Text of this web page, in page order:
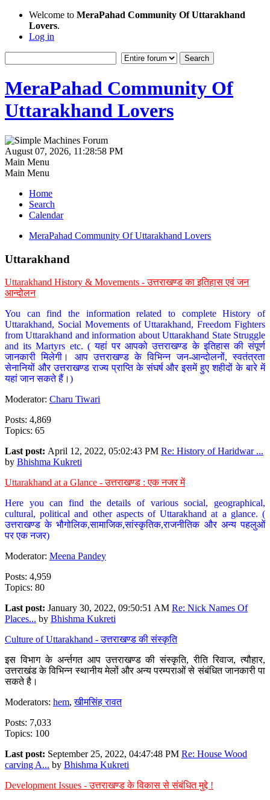
Welcome to MeraPahad Community Of Uttarakhand
Lovers.
Log in
MeraPahad Community Of
Uttarakhand Lovers
August 07, 2026, 11:28:58 PM
Main Menu
Main Menu
Home
Search
Calendar
MeraPahad Community Of Uttarakhand Lovers
Uttarakhand
Uttarakhand History & Movements - उत्तराखण्ड का इतिहास एवं जन
आन्दोलन
You can find the information related to complete History of
Uttarakhand, Social Movements of Uttarakhand, Freedom Fighters
from Uttarakhand and information about Uttarakhand State Struggle
and its Martyrs etc. ( यहां पर आपको उत्तराखण्ड के इतिहास की संपूर्ण
जानकारी मिलेगी। आप उत्तराखण्ड के विभिन्न जन-आन्दोलनों, स्वतंत्रता
सेनानियों और उत्तराखण्ड राज्य प्राप्ति के संघर्ष और इसमें हुए शहीदों के बारे में
यहां जान सकते हैं।)
Moderator: Charu Tiwari
Posts: 4,869
Topics: 65
Last post: April 12, 2022, 05:02:43 PM Re: History of Haridwar ...
by Bhishma Kukreti
Uttarakhand at a Glance - उत्तराखण्ड : एक नजर में
Here you can find the details of various social, geographical,
cultural, political and other aspects of Uttarakhand at a glance. (
उत्तराखण्ड के भौगोलिक,सामाजिक,सांस्कृतिक,राजनीतिक और अन्य पहलुओं
पर एक नजर)
Moderator: Meena Pandey
Posts: 4,959
Topics: 80
Last post: January 30, 2022, 09:50:51 AM Re: Nick Names Of
Places... by Bhishma Kukreti
Culture of Uttarakhand - उत्तराखण्ड की संस्कृति
इस विभाग के अर्न्तगत आप उत्तराखण्ड की संस्कृति, रीति रिवाज, त्यौहार,
उत्तराखंड के विभिन्न स्थानीय मेलों और अन्य परम्पराओं से संबंधित जानकारी पा
सकते है।
Moderators: hem,खीमसिंह रावत
Posts: 7,033
Topics: 100
Last post: September 25, 2022, 04:47:48 PM Re: House Wood
carving A... by Bhishma Kukreti
Development Issues - उत्तराखण्ड के विकास से संबंधित मुद्दे !